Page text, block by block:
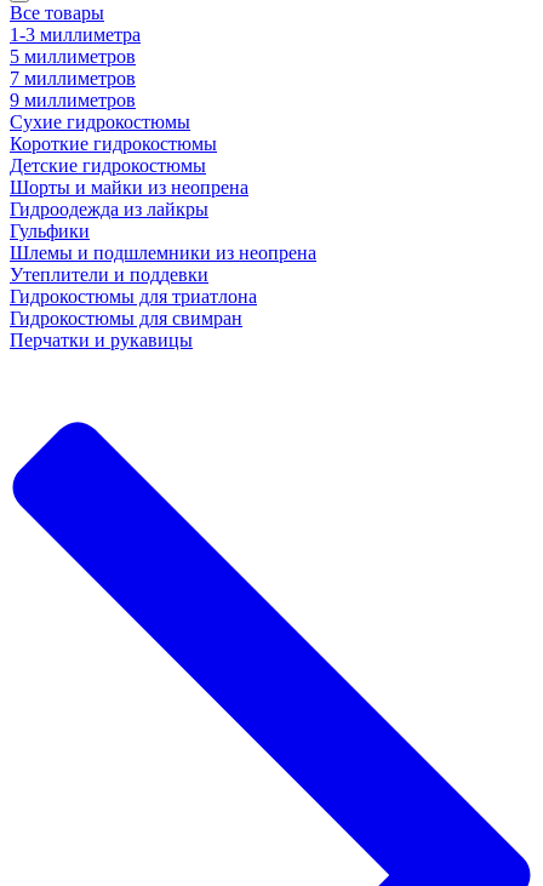
Все товары
1-3 миллиметра
5 миллиметров
7 миллиметров
9 миллиметров
Сухие гидрокостюмы
Короткие гидрокостюмы
Детские гидрокостюмы
Шорты и майки из неопрена
Гидроодежда из лайкры
Гульфики
Шлемы и подшлемники из неопрена
Утеплители и поддевки
Гидрокостюмы для триатлона
Гидрокостюмы для свимран
Перчатки и рукавицы